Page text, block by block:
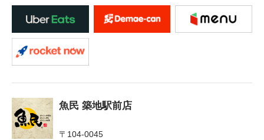
魚民 築地駅前店
〒104-0045